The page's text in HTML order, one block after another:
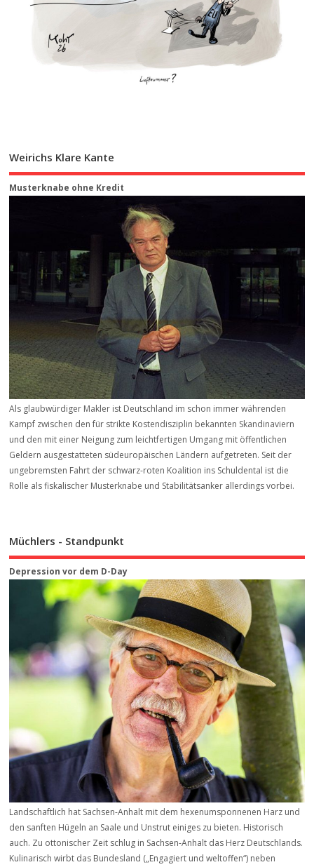
Weirichs Klare Kante
Musterknabe ohne Kredit
Als glaubwürdiger Makler ist Deutschland im schon immer währenden
Kampf zwischen den für strikte Kostendisziplin bekannten Skandinaviern
und den mit einer Neigung zum leichtfertigen Umgang mit öffentlichen
Geldern ausgestatteten südeuropäischen Ländern aufgetreten. Seit der
ungebremsten Fahrt der schwarz-roten Koalition ins Schuldental ist die
Rolle als fiskalischer Musterknabe und Stabilitätsanker allerdings vorbei.
Müchlers - Standpunkt
Depression vor dem D-Day
Landschaftlich hat Sachsen-Anhalt mit dem hexenumsponnenen Harz und
den sanften Hügeln an Saale und Unstrut einiges zu bieten. Historisch
auch. Zu ottonischer Zeit schlug in Sachsen-Anhalt das Herz Deutschlands.
Kulinarisch wirbt das Bundesland („Engagiert und weltoffen“) neben